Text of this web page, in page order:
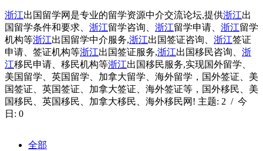
浙江出国留学网是专业的留学资源中介交流论坛,提供浙江出
国留学条件和要求、 浙江留学咨询、 浙江留学申请、 浙江留学
机构等浙江出国留学中介服务,浙江出国签证咨询、 浙江签证
申请、签证机构等浙江出国签证服务,浙江出国移民咨询、 浙
江移民申请、移民机构等浙江出国移民服务,实现国外留学、
美国留学、英国留学、加拿大留学、海外留学，国外签证、美
国签证、英国签证、加拿大签证、海外签证等，国外移民、美
国移民、英国移民、加拿大移民、海外移民网! 主题: 2 / 今
日: 0
全部